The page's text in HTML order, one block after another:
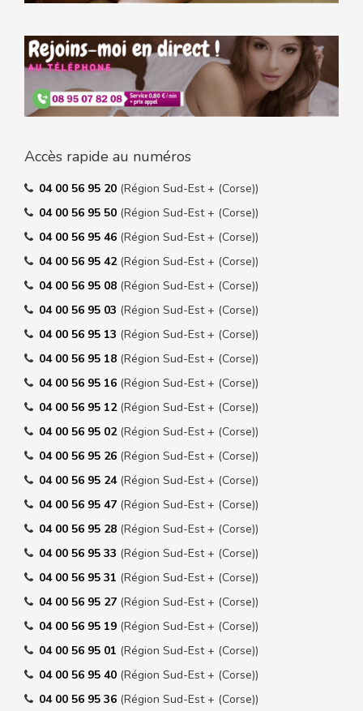
Accès rapide au numéros
04 00 56 95 20 (Région Sud-Est + (Corse))
04 00 56 95 50 (Région Sud-Est + (Corse))
04 00 56 95 46 (Région Sud-Est + (Corse))
04 00 56 95 42 (Région Sud-Est + (Corse))
04 00 56 95 08 (Région Sud-Est + (Corse))
04 00 56 95 03 (Région Sud-Est + (Corse))
04 00 56 95 13 (Région Sud-Est + (Corse))
04 00 56 95 18 (Région Sud-Est + (Corse))
04 00 56 95 16 (Région Sud-Est + (Corse))
04 00 56 95 12 (Région Sud-Est + (Corse))
04 00 56 95 02 (Région Sud-Est + (Corse))
04 00 56 95 26 (Région Sud-Est + (Corse))
04 00 56 95 24 (Région Sud-Est + (Corse))
04 00 56 95 47 (Région Sud-Est + (Corse))
04 00 56 95 28 (Région Sud-Est + (Corse))
04 00 56 95 33 (Région Sud-Est + (Corse))
04 00 56 95 31 (Région Sud-Est + (Corse))
04 00 56 95 27 (Région Sud-Est + (Corse))
04 00 56 95 19 (Région Sud-Est + (Corse))
04 00 56 95 01 (Région Sud-Est + (Corse))
04 00 56 95 40 (Région Sud-Est + (Corse))
04 00 56 95 36 (Région Sud-Est + (Corse))